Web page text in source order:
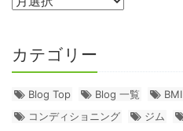
カテゴリー
Blog Top Blog 一覧 BMI
コンディショニング
ジム